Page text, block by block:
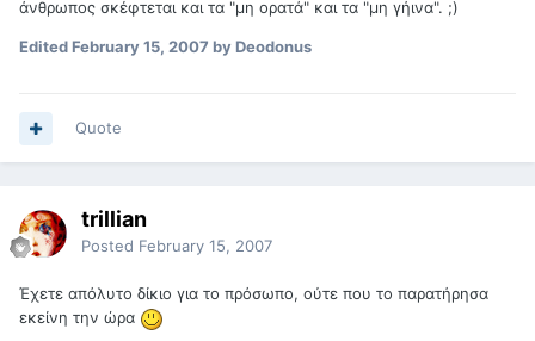
άνθρωπος σκέφτεται και τα "μη ορατά" και τα "μη γήινα". ;)
EditedFebruary 15, 2007 by Deodonus
Quote
trillian
Posted February 15, 2007
Έχετε απόλυτο δίκιο για το πρόσωπο, ούτε που το παρατήρησα
εκείνη την ώρα